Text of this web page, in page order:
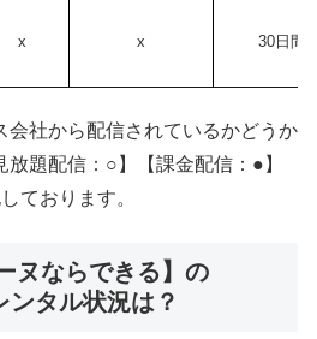
x x 30日間
会社から配信されているかどうか
題配信：○】【課金配信：●】
ております。
ヌならできる】の
タル状況は？